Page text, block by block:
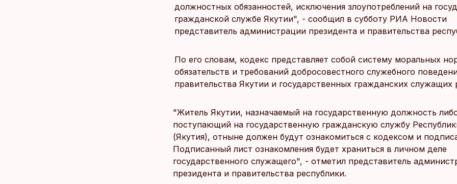
должностных обязанностей, исключения злоупотреблений на
гражданской службе Якутии", - сообщил в субботу РИА Новости
представитель администрации президента и правительства
По его словам, кодекс представляет собой систему моральных
обязательств и требований добросовестного служебного
правительства Якутии и государственных гражданских служащих
"Житель Якутии, назначаемый на государственную должность
поступающий на государственную гражданскую службу
(Якутия), отныне должен будут ознакомиться с кодексом и
Подписанный лист ознакомления будет храниться в личном деле
государственного служащего", - отметил представитель
президента и правительства республики.